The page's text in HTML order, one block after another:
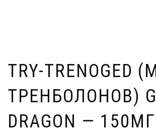
TRY-TRENOGED
ТРЕНБОЛОНОВ)
DRAGON —